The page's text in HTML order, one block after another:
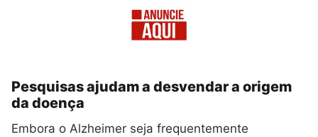
Pesquisas ajudam a desvendar a origem
da doença
Embora o Alzheimer seja frequentemente